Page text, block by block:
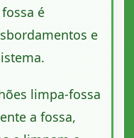
é
e
limpa-fossa
a fossa,